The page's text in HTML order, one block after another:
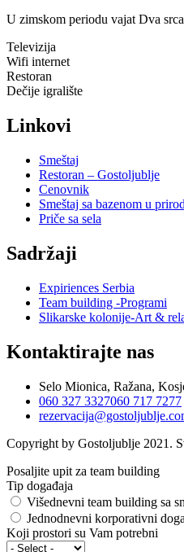
U zimskom periodu vajat Dva
Televizija
Wifi internet
Restoran
Dečije igralište
Linkovi
Smeštaj
Restoran – Gostoljublje
Cenovnik
Smeštaj sa bazenom u
Priče sa sela
Sadržaji
Expiriences Serbia
Team building -Programi
Slikarske kolonije-Art &
Kontaktirajte nas
Selo Mionica, Ražana,
060 327 3327060 717 7277
Copyright by Gostoljublje 2021.
Posaljite upit za team building
Tip događaja
Višednevni team building sa
Jednodnevni korporativni
Koji prostori su Vam potrebni